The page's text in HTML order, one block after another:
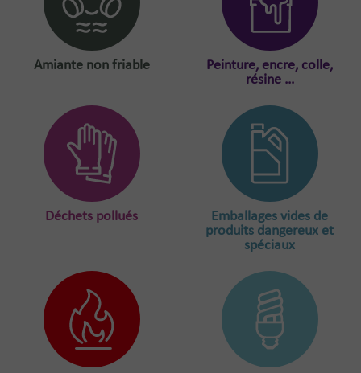
Amiante non friable
Peinture, encre, colle,
résine …
Déchets pollués
Emballages vides de
produits dangereux et
spéciaux